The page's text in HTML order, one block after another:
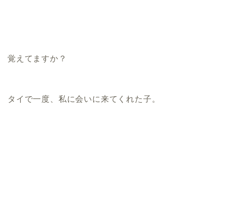
覚えてますか？
タイで一度、私に会いに来てくれた子。